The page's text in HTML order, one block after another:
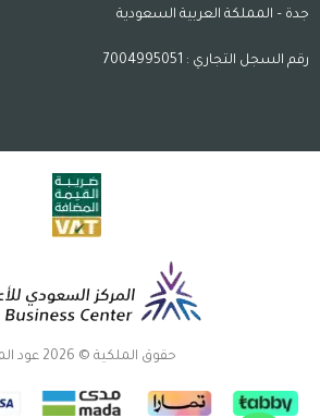
جدة – المملكة العربية السعودية
رقم السجل التجاري : 7004995051
حقوق الملكية © 2026 عود الماهر